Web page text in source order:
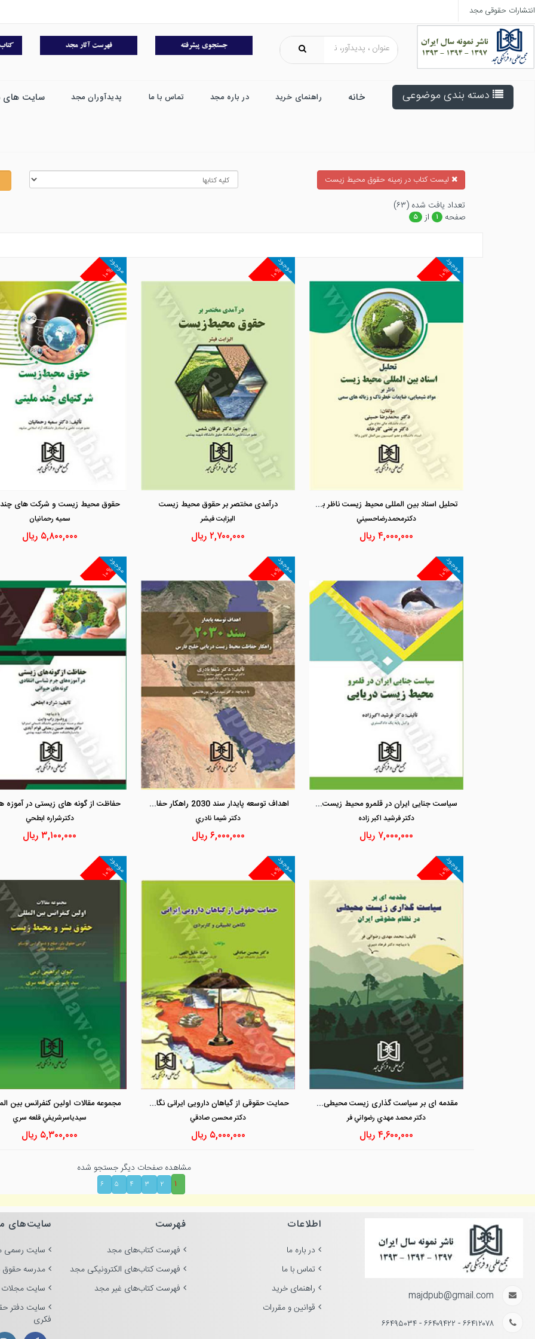
انتشارات حقوقی مجد
دسته بندی موضوعی خانه راهنمای خرید در باره مجد تماس با ما پدیدآوران مجد سایت های
ليست كتاب در زمينه حقوق محيط زيست
تعداد يافت شده (۶۳)
صفحه
۱ از ۵
۱۰%
موجود
تحلیل اسناد بین المللی محیط زیست ناظر بر «مواد شیمیایی ، ضایعات خطرناک و زباله های سمی»
دكترمحمدرضاحسيني
۴,۰۰۰,۰۰۰ریال
۱۰%
موجود
درآمدی مختصر بر حقوق محیط زیست
اليزابت فيشر
۲,۷۰۰,۰۰۰ریال
۱۰%
موجود
حقوق محیط زیست و شرکت های چند
سميه رحمانيان
۵,۸۰۰,۰۰۰ ریال
۱۰%
موجود
مشاهده و خرید
سیاست جنایی ایران در قلمرو محیط زیست دریایی
دكتر فرشيد اكبر زاده
۷,۰۰۰,۰۰۰ ریال
۱۰%
موجود
مشاهده و خرید
اهداف توسعه پایدار سند 2030 راهکار حفاظت محیط زیست دریایی خلیج فارس
دكتر شيما نادري
۶,۰۰۰,۰۰۰ریال
۱۰%
موجود
دكترشراره ابطحي
۳,۱۰۰,۰۰۰ریال
۱۰%
موجود
مشاهده و خرید
مقدمه ای بر سیاست گذاری زیست محیطی در نظام حقوقی ایران
دكتر محمد مهدي رضواني فر
۴,۶۰۰,۰۰۰ریال
۱۰%
موجود
حمایت حقوقی از گیاهان دارویی ایرانی نگاهی تطبیقی و کاربردی
دكتر محسن صادقي
۵,۰۰۰,۰۰۰ ریال
۱۰%
موجود
سيدياسرشريفي قلعه سري
۵,۳۰۰,۰۰۰ ریال
مشاهده صفحات دیگر جستجو شده
۱
۲ ۳ ۴ ۵ ۶
majdpub@gmail.com
۶۶۴۱۲۰۷۸ - ۶۶۴۰۹۴۲۲ - ۶۶۴۹۵۰۳۴
اطلاعات
در باره ما
تماس با ما
راهنمای خرید
قوانین و مقررات
فهرست
فهرست کتاب‌های مجد
فهرست کتاب‌های الکترونیکی مجد
فهرست کتاب‌های غیر مجد
سایت‌های
سایت رسمی
مدرسه
سایت
سایت دفتر
فکری